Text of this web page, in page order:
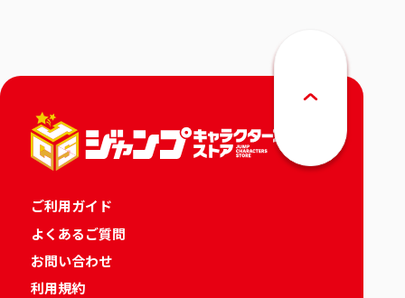
ご利用ガイド
よくあるご質問
お問い合わせ
利用規約